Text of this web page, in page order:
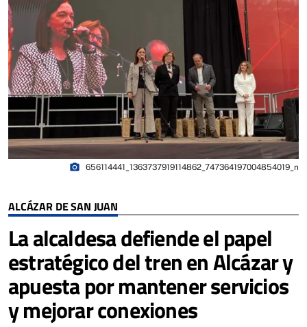
ALCÁZAR DE SAN JUAN
La alcaldesa defiende el papel
estratégico del tren en Alcázar y
apuesta por mantener servicios
y mejorar conexiones
photo_camera 656114441_1363737919114862_747364197004854019_n